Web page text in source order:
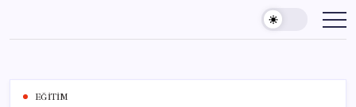
content
EĞITIM